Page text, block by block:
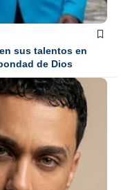
sus talentos en
de Dios